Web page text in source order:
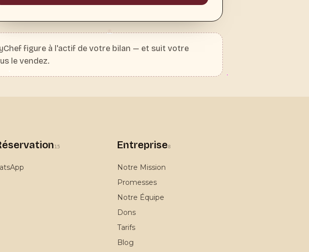
figure à l'actif de votre bilan — et suit votre
le vendez.
15 Entreprise8
Notre Mission
Promesses
Notre Équipe
Dons
Tarifs
Blog